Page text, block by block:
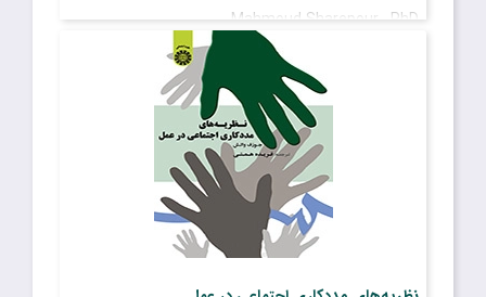
Mahmoud Sharepour , PhD
: فروردین ۱۳۹۳